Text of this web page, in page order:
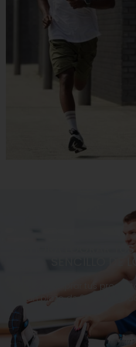
“AHORA LOGRAR
SENCILLO DE
Puedes comprar tus
un plazo de 24 horas,